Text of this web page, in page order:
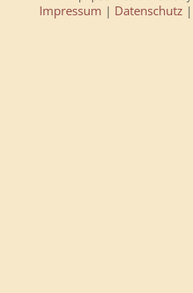
Impressum | Datenschutz |